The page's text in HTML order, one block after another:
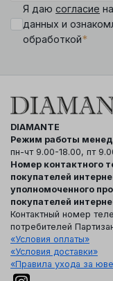
Я даю согласие
данных и
обработкой*
DIAMANTE
Режим работы
пн-чт 9.00-18.00, пт
Номер контактного
покупателей
уполномоченного
покупателей
Контактный номер
потребителей
«Условия оплаты»
«Условия доставки»
«Правила ухода за